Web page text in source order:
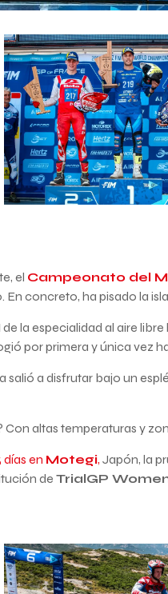
el Campeonato del
En concreto, ha pisado la
de la especialidad al aire libre
por primera y única vez
salió a disfrutar bajo un
altas temperaturas y
en Motegi, Japón, la
deTrialGP